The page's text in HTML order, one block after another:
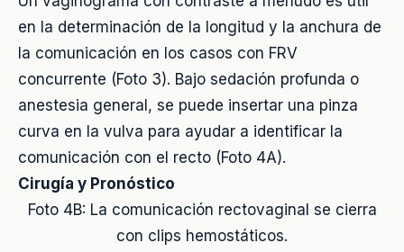
en la determinación de la longitud y la anchura de
la comunicación en los casos con FRV
concurrente (Foto 3). Bajo sedación profunda o
anestesia general, se puede insertar una pinza
curva en la vulva para ayudar a identificar la
comunicación con el recto (Foto 4A).
Cirugía y Pronóstico
Foto 4B: La comunicación rectovaginal se cierra
con clips hemostáticos.